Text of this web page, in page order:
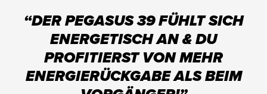
“DER PEGASUS 39 FÜHLT SICH
ENERGETISCH AN & DU
PROFITIERST VON MEHR
ENERGIERÜCKGABE ALS BEIM